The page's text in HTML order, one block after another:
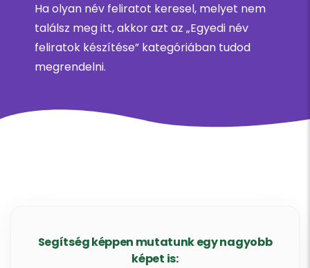
Ha olyan név feliratot keresel, melyet nem
találsz meg itt, akkor azt az „Egyedi név
feliratok készítése” kategóriában tudod
megrendelni.
Segítség képpen mutatunk egy nagyobb
képet is: